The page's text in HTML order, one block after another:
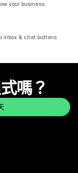
your business.
inbox & chat buttons
嗎？